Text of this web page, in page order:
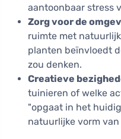
aantoonbaar stress
Zorg voor de
ruimte met
planten beïnvloedt
zou denken.
Creatieve
tuinieren of welke
"opgaat in het
natuurlijke vorm